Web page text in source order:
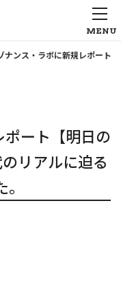
ナンス・ラボに新規レポート
ート【明日の
リアルに迫る